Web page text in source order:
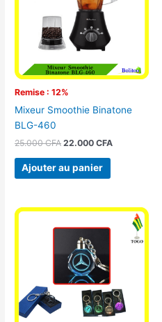
Remise : 12%
Mixeur Smoothie Binatone
BLG-460
25.000CFA 22.000CFA
Ajouter au panier